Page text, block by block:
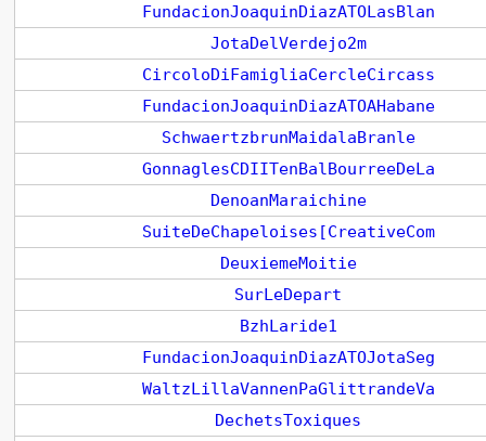
FundacionJoaquinDiazATOLasBlan
JotaDelVerdejo2m
CircoloDiFamigliaCercleCircass
FundacionJoaquinDiazATOAHabane
SchwaertzbrunMaidalaBranle
GonnaglesCDIITenBalBourreeDeLa
DenoanMaraichine
SuiteDeChapeloises[CreativeCom
DeuxiemeMoitie
SurLeDepart
BzhLaride1
FundacionJoaquinDiazATOJotaSeg
WaltzLillaVannenPaGlittrandeVa
DechetsToxiques